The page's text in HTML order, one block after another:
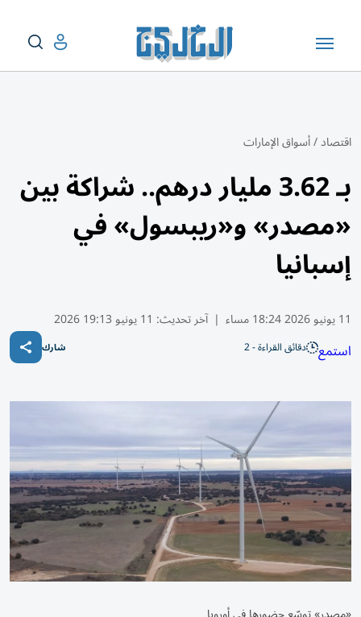
اقتصاد/أسواق الإمارات
بـ 3.62 مليار درهم.. شراكة بين
«مصدر» و«ريبسول» في
إسبانيا
11 يونيو 2026 18:24 مساء | آخر تحديث: 11 يونيو 19:13 2026
استمع دقائق القراءة - 2 شارك